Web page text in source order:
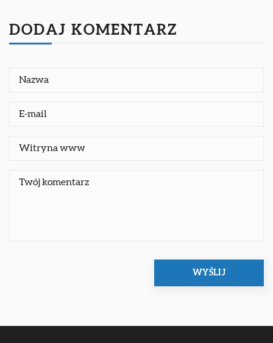
DODAJ KOMENTARZ